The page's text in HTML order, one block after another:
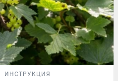
ИНСТРУКЦИЯ